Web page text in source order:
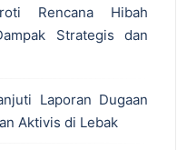
Rencana Hibah
Strategis dan
Laporan Dugaan
Aktivis di Lebak